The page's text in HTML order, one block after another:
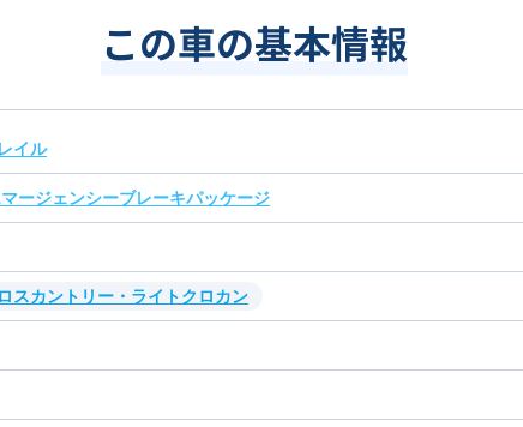
この車の基本情報
イル
ージェンシーブレーキパッケージ
スカントリー・ライトクロカン